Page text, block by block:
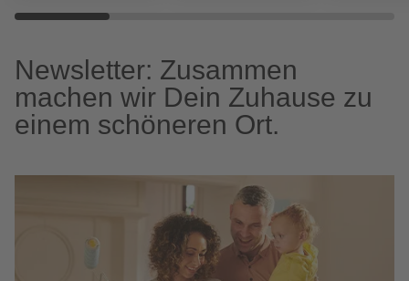
Newsletter: Zusammen
machen wir Dein Zuhause zu
einem schöneren Ort.